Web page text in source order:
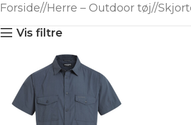
Forside/ Herre – Outdoor tøj/
Vis filtre